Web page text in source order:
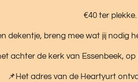
€40 ter plekke.
dekentje, breng mee wat jij nodig
achter de kerk van Essenbeek,
📌Het adres van de Heartyurt